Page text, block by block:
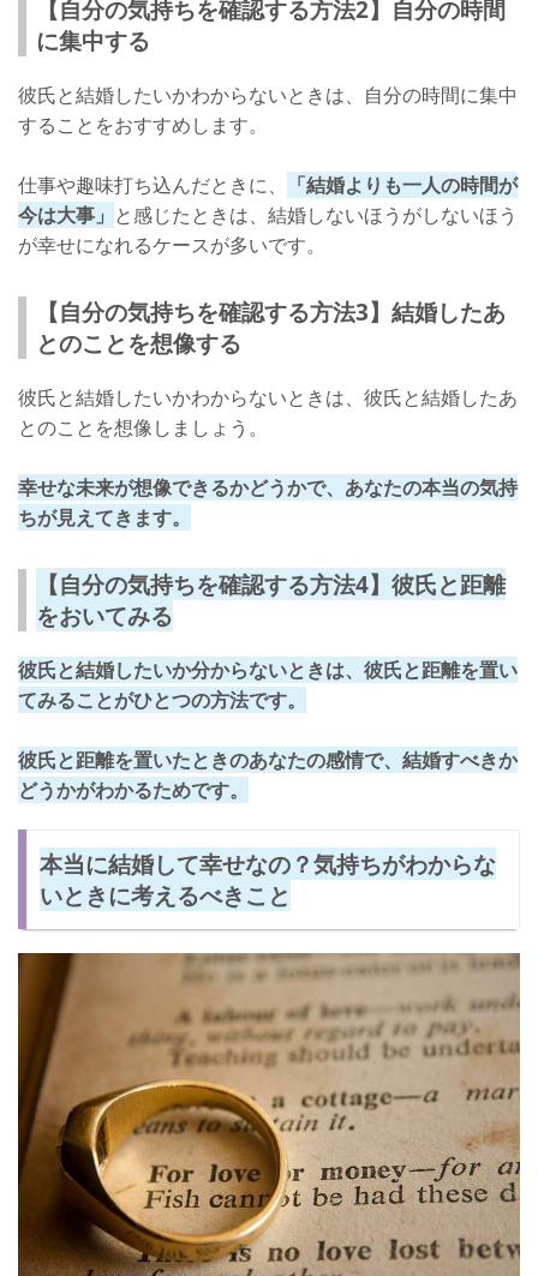
【自分の気持ちを確認する方法2】自分の時間
に集中する
彼氏と結婚したいかわからないときは、自分の時間に集中
することをおすすめします。
仕事や趣味打ち込んだときに、
「結婚よりも一人の時間が
今は大事」 と感じたときは、結婚しないほうがしないほう
が幸せになれるケースが多いです。
【自分の気持ちを確認する方法3】結婚したあ
とのことを想像する
彼氏と結婚したいかわからないときは、彼氏と結婚したあ
とのことを想像しましょう。
幸せな未来が想像できるかどうかで、あなたの本当の気持
ちが見えてきます。
【自分の気持ちを確認する方法4】彼氏と距離
をおいてみる
彼氏と結婚したいか分からないときは、彼氏と距離を置い
てみることがひとつの方法です。
彼氏と距離を置いたときのあなたの感情で、結婚すべきか
どうかがわかるためです。
本当に結婚して幸せなの？気持ちがわからな
いときに考えるべきこと